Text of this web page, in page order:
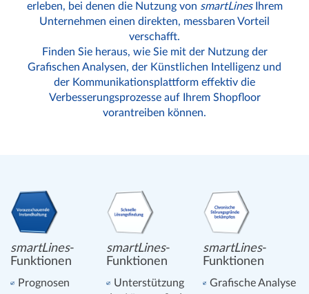
erleben, bei denen die Nutzung von smartLinesIhrem
Unternehmen einen direkten, messbaren Vorteil
verschafft.
Finden Sie heraus, wie Sie mit der Nutzung der
Grafischen Analysen, der Künstlichen Intelligenz und
der Kommunikationsplattform effektiv die
Verbesserungsprozesse auf Ihrem Shopfloor
vorantreiben können.
smartLines-
Funktionen
Prognosen
smartLines-
Funktionen
Unterstützung
smartLines-
Funktionen
Grafische Analyse